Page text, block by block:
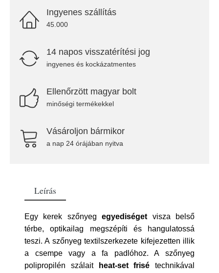
Ingyenes szállítás
45.000
14 napos visszatérítési jog
ingyenes és kockázatmentes
Ellenőrzött magyar bolt
minőségi termékekkel
Vásároljon bármikor
a nap 24 órájában nyitva
Leírás
Egy kerek szőnyegegyediséget visza belső
térbe, optikailag megszépíti és hangulatossá
teszi. A szőnyeg textilszerkezete kifejezetten illik
a csempe vagy a fa padlóhoz. A szőnyeg
polipropilén szálaitheat-set frisé technikával